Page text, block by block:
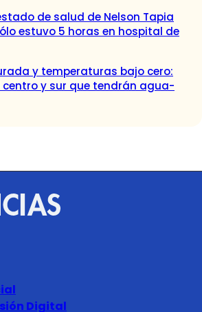
de salud de Nelson Tapia
estuvo 5 horas en hospital de
y temperaturas bajo cero:
centro y sur que tendrán agua-
Digital